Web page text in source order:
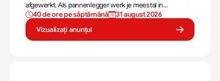
afgewerkt. Als pannenlegger werk je meestal in
teamverband en varieert het werk tussen compleet
nieuwe daken leggen of bestaande daken vervangen.
40 de ore pe săptămână
31 august 2026
Vizualizați anunțul